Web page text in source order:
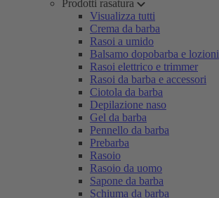
Prodotti rasatura
Visualizza tutti
Crema da barba
Rasoi a umido
Balsamo dopobarba e lozioni
Rasoi elettrico e trimmer
Rasoi da barba e accessori
Ciotola da barba
Depilazione naso
Gel da barba
Pennello da barba
Prebarba
Rasoio
Rasoio da uomo
Sapone da barba
Schiuma da barba